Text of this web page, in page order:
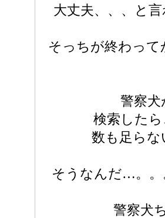
大丈夫、、、と
そっちが終わって
警察
検索した
数も足ら
そうなんだ…。。
警察犬